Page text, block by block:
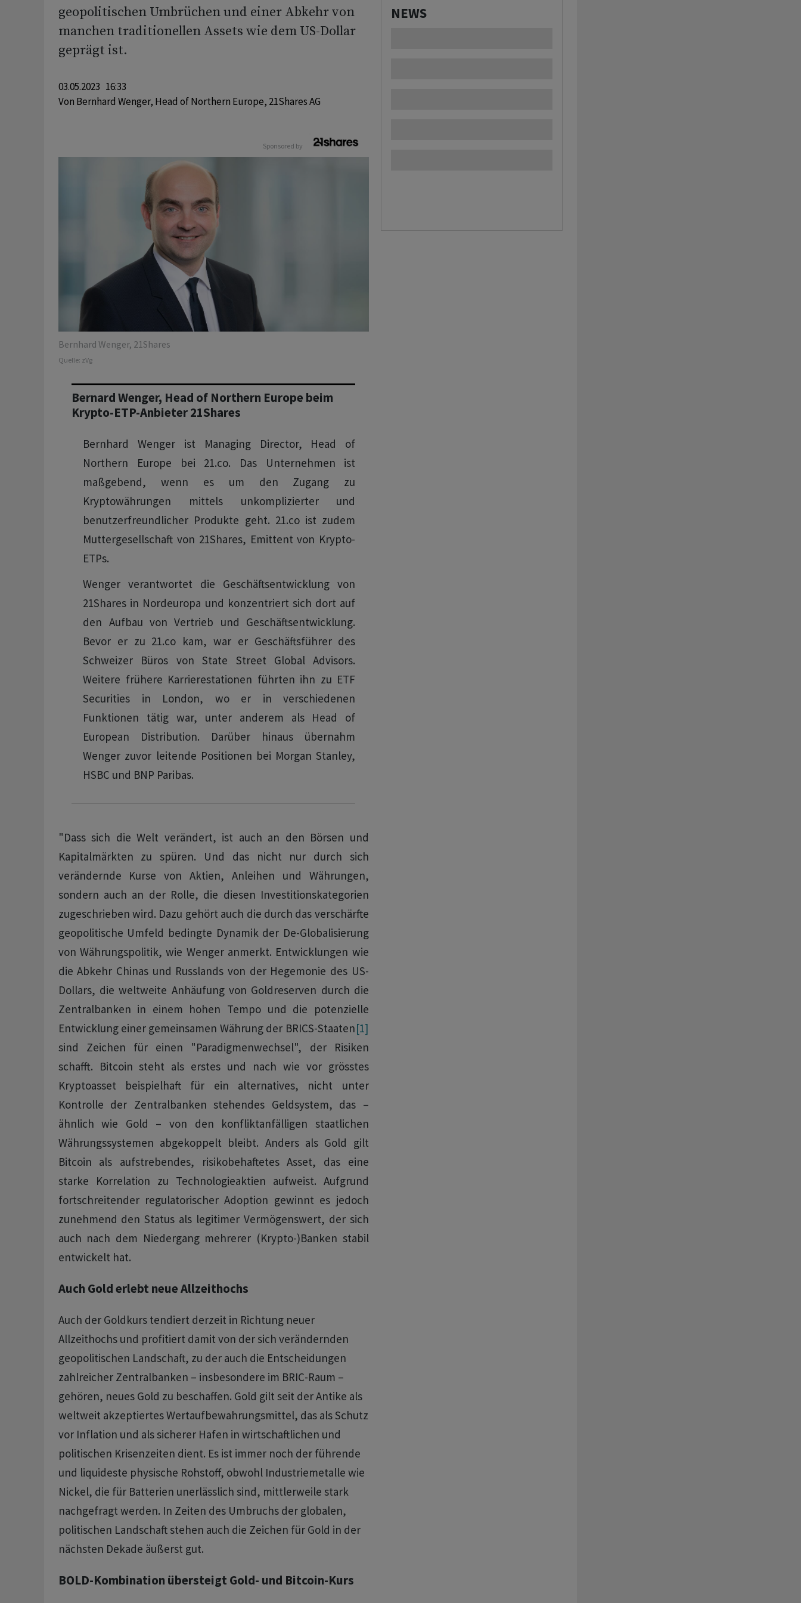
geopolitischen Umbrüchen und einer Abkehr von
manchen traditionellen Assets wie dem US-Dollar
geprägt ist.
03.05.2023 16:33
Von Bernhard Wenger, Head of Northern Europe, 21Shares AG
Sponsored by
Bernhard Wenger, 21Shares
Quelle: zVg
Bernard Wenger, Head of Northern Europe beim
Krypto-ETP-Anbieter 21Shares
Bernhard Wenger ist Managing Director, Head of
Northern Europe bei 21.co. Das Unternehmen ist
maßgebend, wenn es um den Zugang zu
Kryptowährungen mittels unkomplizierter und
benutzerfreundlicher Produkte geht. 21.co ist zudem
Muttergesellschaft von 21Shares, Emittent von Krypto-
ETPs.
Wenger verantwortet die Geschäftsentwicklung von
21Shares in Nordeuropa und konzentriert sich dort auf
den Aufbau von Vertrieb und Geschäftsentwicklung.
Bevor er zu 21.co kam, war er Geschäftsführer des
Schweizer Büros von State Street Global Advisors.
Weitere frühere Karrierestationen führten ihn zu ETF
Securities in London, wo er in verschiedenen
Funktionen tätig war, unter anderem als Head of
European Distribution. Darüber hinaus übernahm
Wenger zuvor leitende Positionen bei Morgan Stanley,
HSBC und BNP Paribas.
"Dass sich die Welt verändert, ist auch an den Börsen und
Kapitalmärkten zu spüren. Und das nicht nur durch sich
verändernde Kurse von Aktien, Anleihen und Währungen,
sondern auch an der Rolle, die diesen Investitionskategorien
zugeschrieben wird. Dazu gehört auch die durch das verschärfte
geopolitische Umfeld bedingte Dynamik der De-Globalisierung
von Währungspolitik, wie Wenger anmerkt. Entwicklungen wie
die Abkehr Chinas und Russlands von der Hegemonie des US-
Dollars, die weltweite Anhäufung von Goldreserven durch die
Zentralbanken in einem hohen Tempo und die potenzielle
Entwicklung einer gemeinsamen Währung der BRICS-Staaten[1]
sind Zeichen für einen "Paradigmenwechsel", der Risiken
schafft. Bitcoin steht als erstes und nach wie vor grösstes
Kryptoasset beispielhaft für ein alternatives, nicht unter
Kontrolle der Zentralbanken stehendes Geldsystem, das –
ähnlich wie Gold – von den konfliktanfälligen staatlichen
Währungssystemen abgekoppelt bleibt. Anders als Gold gilt
Bitcoin als aufstrebendes, risikobehaftetes Asset, das eine
starke Korrelation zu Technologieaktien aufweist. Aufgrund
fortschreitender regulatorischer Adoption gewinnt es jedoch
zunehmend den Status als legitimer Vermögenswert, der sich
auch nach dem Niedergang mehrerer (Krypto-)Banken stabil
entwickelt hat.
Auch Gold erlebt neue Allzeithochs
Auch der Goldkurs tendiert derzeit in Richtung neuer
Allzeithochs und profitiert damit von der sich verändernden
geopolitischen Landschaft, zu der auch die Entscheidungen
zahlreicher Zentralbanken – insbesondere im BRIC-Raum –
gehören, neues Gold zu beschaffen. Gold gilt seit der Antike als
weltweit akzeptiertes Wertaufbewahrungsmittel, das als Schutz
vor Inflation und als sicherer Hafen in wirtschaftlichen und
politischen Krisenzeiten dient. Es ist immer noch der führende
und liquideste physische Rohstoff, obwohl Industriemetalle wie
Nickel, die für Batterien unerlässlich sind, mittlerweile stark
nachgefragt werden. In Zeiten des Umbruchs der globalen,
politischen Landschaft stehen auch die Zeichen für Gold in der
nächsten Dekade äußerst gut.
BOLD-Kombination übersteigt Gold- und Bitcoin-Kurs
NEWS